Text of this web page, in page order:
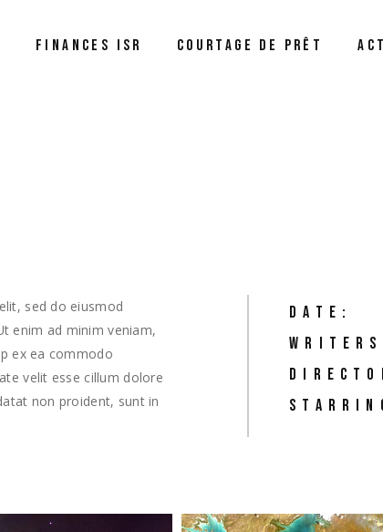
FINANCES ISR COURTAGE DE PRÊT
Notre métier
sed do eiusmod
enim ad minim veniam,
ex ea commodo
velit esse cillum dolore
non proident, sunt in
DATE: